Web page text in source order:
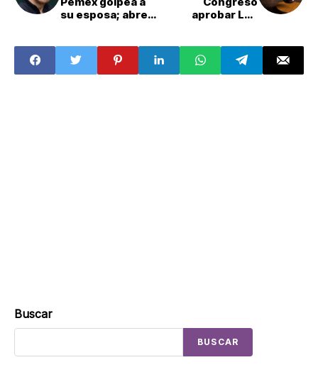
su esposa; abren
cargo en Sener
aprobar Ley
Jóvenes tras
cinco años de
incumplimiento
Buscar
BUSCAR